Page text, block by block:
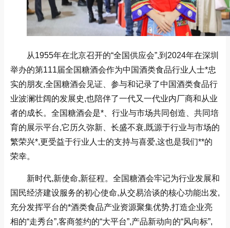
从1955年在北京召开的“全国供应会”,到2024年在深圳
举办的第111届全国糖酒会作为中国酒类食品行业人士*忠
实的朋友,全国糖酒会见证、参与和记录了中国酒类食品行
业波澜壮阔的发展史,也陪伴了一代又一代业内厂商和从业
者的成长。全国糖酒会是*、行业与市场共同创造、共同培
育的展示平台,它历久弥新、长盛不衰,既源于行业与市场的
繁荣兴*,更受益于行业人士的支持与喜爱,这也是我们**的
荣幸。
新时代,新使命,新征程。全国糖酒会牢记为行业发展和
国民经济建设服务的初心使命,从交易洽谈的核心功能出发,
充分发挥平台的*酒类食品产业资源聚集优势,打造企业亮
相的“走秀台”,客商签约的“大平台”,产品新动向的“风向标”,